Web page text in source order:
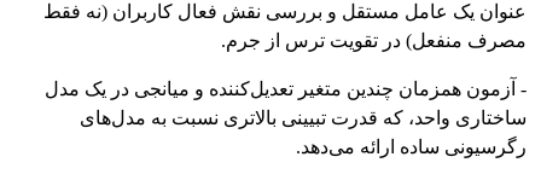
عنوان یک عامل مستقل و بررسی نقش فعال کاربران (نه فقط
مصرف منفعل) در تقویت ترس از جرم.
- آزمون همزمان چندین متغیر تعدیل‌کننده و میانجی در یک مدل
ساختاری واحد، که قدرت تبیینی بالاتری نسبت به مدل‌های
رگرسیونی ساده ارائه می‌دهد.